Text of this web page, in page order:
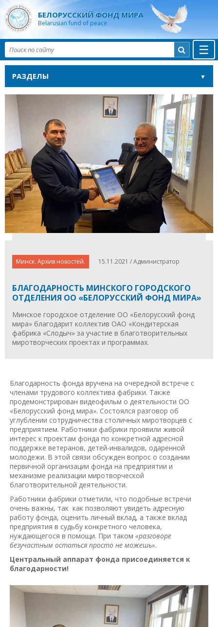
БЕЛОРУССКИЙ ФОНД МИРА
Belarusian fund of peace
☰

РАЗДЕЛЫ
Минск. Архив новостей. 15.11.2021 / Администратор
БЛАГОДАРНОСТЬ МИНСКОГО ГОРОДСКОГО
ОТДЕЛЕНИЯ ОО «БЕЛОРУССКИЙ ФОНД МИРА»
Минское городское отделение ОО «Белорусский фонд
мира» благодарит коллектив ОАО «Кондитерская
фабрика «Слодыч» за участие в благотворительных
миротворческих проектах и программах.
Благодарность фонда вручена на очередной встрече с
членами трудового коллектива фабрики. Также
продемонстрирован видеофильм о деятельности ОО
«Белорусский фонд мира». Состоялся разговор об
углублении сотрудничества столичных миротворцев с
предприятием. Работники фабрики проявили живой
интерес к проектам фонда по конкретной адресной
поддержке ветеранов, детей-инвалидов, одаренной
молодежи. В этой связи обсужден вопрос о создании
первичной организации фонда на предприятии и
механизме реализации миротворческой
благотворительной деятельности.
Работники фабрики отметили, что подобные встречи
очень важны, так как позволяют увидеть адресную
работу фонда, оценить личный вклад, а также вклад
предприятия в судьбу конкретного человека,
нуждающегося в помощи. При таком «разговоре
безучастным остаться просто не можешь».
Центральный аппарат фонда присоединяется к
благодарности!